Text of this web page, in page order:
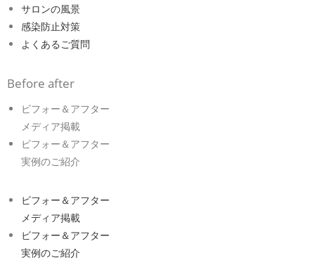
サロンの風景
感染防止対策
よくあるご質問
Before after
ビフォー＆アフター
メディア掲載
ビフォー＆アフター
実例のご紹介
ビフォー＆アフター
メディア掲載
ビフォー＆アフター
実例のご紹介